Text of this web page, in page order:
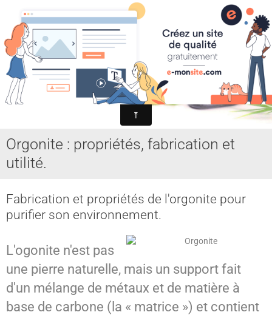
MYST SPIRITISME et ASTRAL
MEDIUMNITE
ESPRITS
ASTRAL, SPHERES, TERRE
REINCARNATION
CHAKRA - CORPS SUBTILS
GUERISSEURS - MAGNETISME
VOYANCE - DIVINATION
MAGIE
SPIRITISME - MESSAGES
Orgonite : propriétés, fabrication et
utilité.
Fabrication et propriétés de l'orgonite pour
purifier son environnement.
L'ogonite n'est pas
une pierre naturelle, mais un support fait
d'un mélange de métaux et de matière à
base de carbone (la « matrice ») et contient